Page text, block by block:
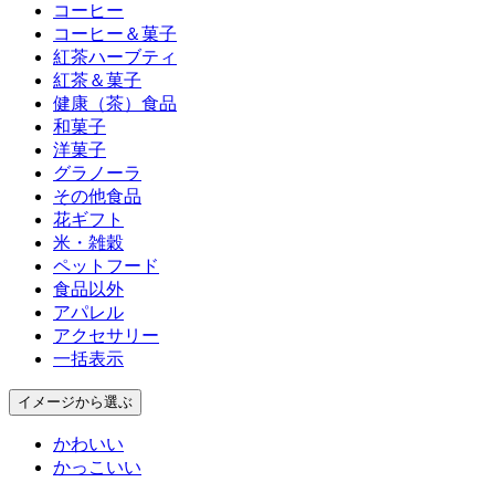
コーヒー
コーヒー＆菓子
紅茶ハーブティ
紅茶＆菓子
健康（茶）食品
和菓子
洋菓子
グラノーラ
その他食品
花ギフト
米・雑穀
ペットフード
食品以外
アパレル
アクセサリー
一括表示
イメージから選ぶ
かわいい
かっこいい